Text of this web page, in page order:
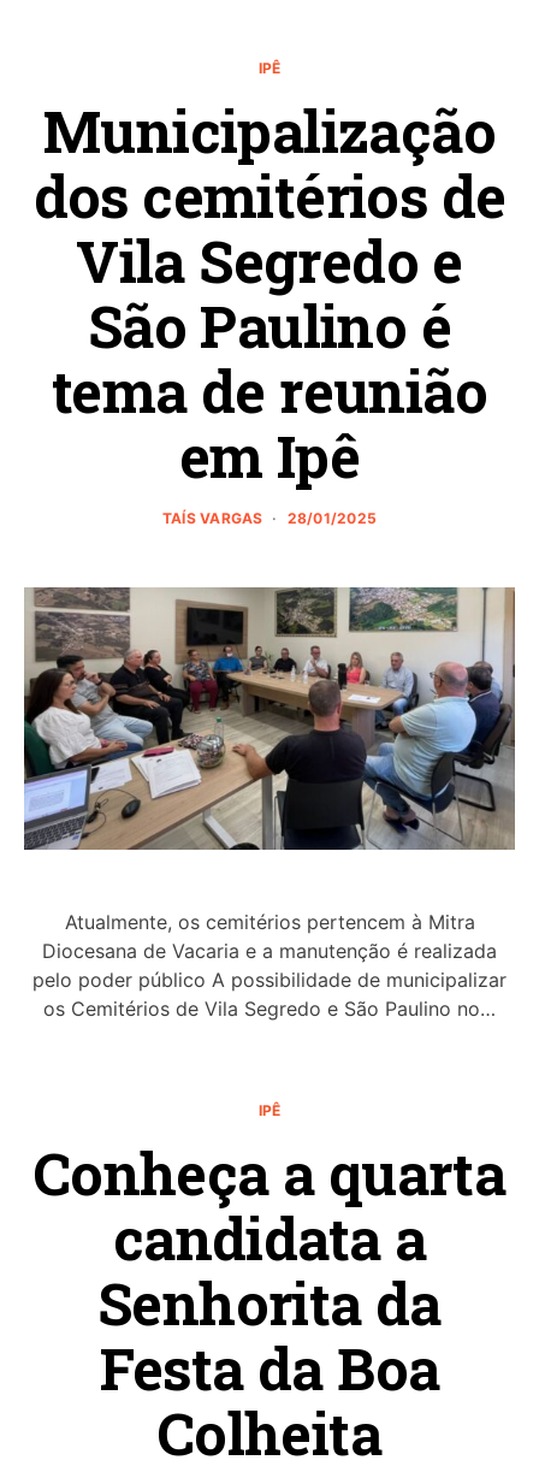
IPÊ
Municipalização
dos cemitérios de
Vila Segredo e
São Paulino é
tema de reunião
em Ipê
TAÍS VARGAS 28/01/2025
Atualmente, os cemitérios pertencem à Mitra
Diocesana de Vacaria e a manutenção é realizada
pelo poder público A possibilidade de municipalizar
os Cemitérios de Vila Segredo e São Paulino no…
IPÊ
Conheça a quarta
candidata a
Senhorita da
Festa da Boa
Colheita